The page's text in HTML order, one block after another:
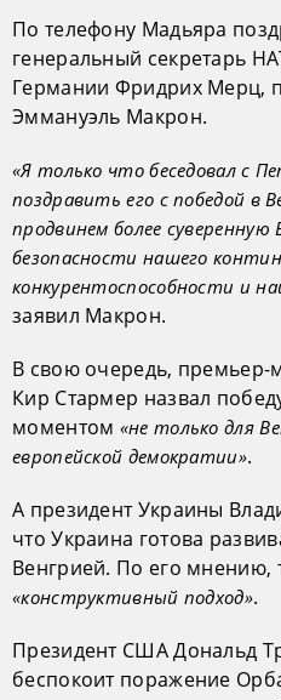
По телефону Мадьяра
генеральный секретарь
Германии Фридрих Мерц,
Эммануэль Макрон.
«Я только что беседовал с
поздравить его с победой в
продвинем более
безопасности нашего
конкурентоспособности и
заявил Макрон.
В свою очередь, премьер-
Кир Стармер назвал
моментом «не только для
европейской демократии».
А президент Украины
что Украина готова
Венгрией. По его мнению,
«конструктивный подход».
Президент США Дональд
беспокоит поражение